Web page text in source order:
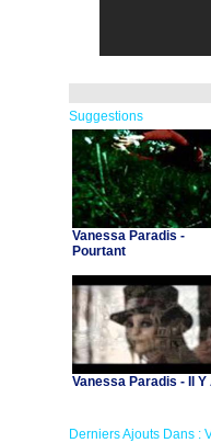
Suggestions
Vanessa Paradis -
Pourtant
Vanessa Paradis - Il Y
Derniers Ajouts Dans :